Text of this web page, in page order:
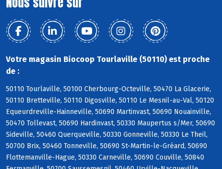
Votre magasin Biocoop Tourlaville (50110) est proche
de :
50110 Tourlaville, 50100 Cherbourg-Octeville, 50470 La Glacerie,
50110 Bretteville, 50110 Digosville, 50110 Le Mesnil-au-Val, 50120
Equeurdreville-Hainneville, 50690 Martinvast, 50690 Nouainville,
50470 Tollevast, 50690 Hardinvast, 50330 Maupertus s/Mer, 50690
Sideville, 50460 Querqueville, 50330 Gonneville, 50330 Le Theil,
50700 Brix, 50460 Tonneville, 50690 St-Martin-le-Gréard, 50690
Flottemanville-Hague, 50330 Carneville, 50690 Couville, 50840